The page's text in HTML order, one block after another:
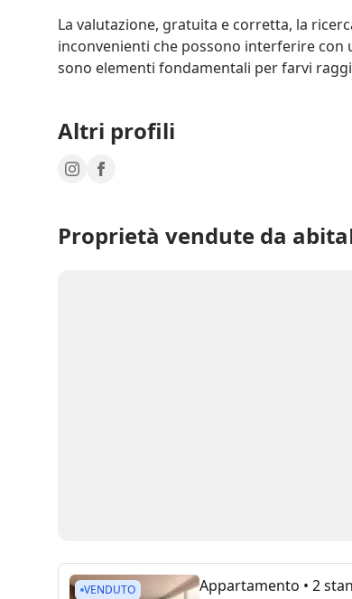
La valutazione, gratuita e corretta, la
inconvenienti che possono interferire
sono elementi fondamentali per farvi
Altri profili
Proprietà vendute da
VENDUTO Appartamento • 2